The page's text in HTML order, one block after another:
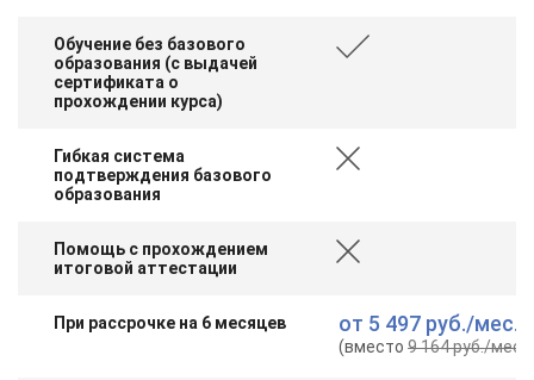
Обучение без базового
образования (с выдачей
сертификата о
прохождении курса)
Гибкая система
подтверждения базового
образования
Помощь с прохождением
итоговой аттестации
При рассрочке на 6 месяцев от 5 497 руб./мес.
(вместо9 164 руб./мес.